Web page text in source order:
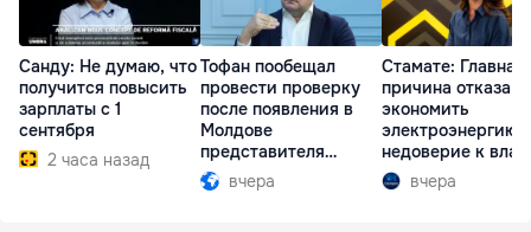
Санду: Не думаю, что
получится повысить
зарплаты с 1
сентября
2 часа назад
Тофан пообещал
провести проверку
после появления в
Молдове
представителя
Южной Осетии
вчера
Стамате: Главная
причина отказа
экономить
электроэнергию
недоверие к
вчера